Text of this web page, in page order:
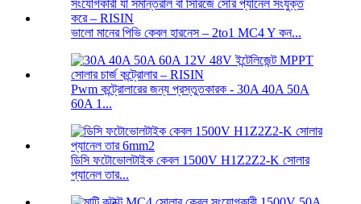
ভালো মানের পিভি কেবল হারনেস – 2to1 MC4 Y কন...
Pwm কন্ট্রোলারের জন্য প্রস্তুতকারক - 30A 40A 50A
60A 1...
ডিসি ফটোভোলটাইক কেবল 1500V H1Z2Z2-K সোলার
প্যানেল তার...